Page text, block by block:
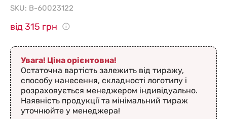
SKU: B-60023122
від 315 грн
Увага! Ціна орієнтовна!
Остаточна вартість залежить від тиражу,
способу нанесення, складності логотипу і
розраховується менеджером індивідуально.
Наявність продукції та мінімальний тираж
уточнюйте у менеджера!